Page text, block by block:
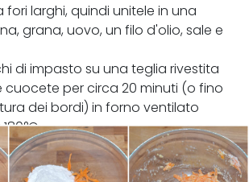
larghi, quindi unitele in una
grana, uovo, un filo d'olio, sale e
di impasto su una teglia rivestita
cuocete per circa 20 minuti (o fino
dei bordi) in forno ventilato